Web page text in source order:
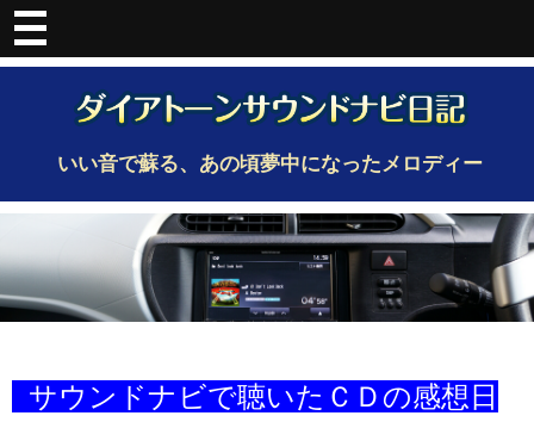
いい音で蘇る、あの頃夢中になったメロディー
サウンドナビで聴いたＣＤの感想日